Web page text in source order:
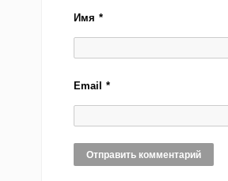
Имя*
Email*